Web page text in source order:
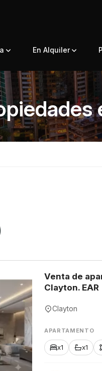
En Alquiler
Venta de
Clayton. EAR
Clayton
APARTAMENTO
x1 x1